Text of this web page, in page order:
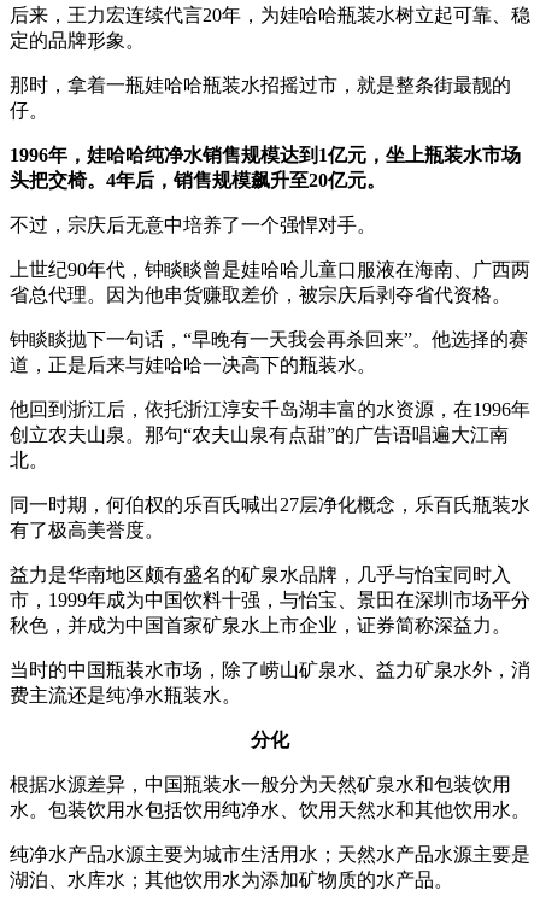
后来，王力宏连续代言20年，为娃哈哈瓶装水树立起可靠、稳
定的品牌形象。
那时，拿着一瓶娃哈哈瓶装水招摇过市，就是整条街最靓的
仔。
1996年，娃哈哈纯净水销售规模达到1亿元，坐上瓶装水市场
头把交椅。4年后，销售规模飙升至20亿元。
不过，宗庆后无意中培养了一个强悍对手。
上世纪90年代，钟睒睒曾是娃哈哈儿童口服液在海南、广西两
省总代理。因为他串货赚取差价，被宗庆后剥夺省代资格。
钟睒睒抛下一句话，“早晚有一天我会再杀回来”。他选择的赛
道，正是后来与娃哈哈一决高下的瓶装水。
他回到浙江后，依托浙江淳安千岛湖丰富的水资源，在1996年
创立农夫山泉。那句“农夫山泉有点甜”的广告语唱遍大江南
北。
同一时期，何伯权的乐百氏喊出27层净化概念，乐百氏瓶装水
有了极高美誉度。
益力是华南地区颇有盛名的矿泉水品牌，几乎与怡宝同时入
市，1999年成为中国饮料十强，与怡宝、景田在深圳市场平分
秋色，并成为中国首家矿泉水上市企业，证券简称深益力。
当时的中国瓶装水市场，除了崂山矿泉水、益力矿泉水外，消
费主流还是纯净水瓶装水。
分化
根据水源差异，中国瓶装水一般分为天然矿泉水和包装饮用
水。包装饮用水包括饮用纯净水、饮用天然水和其他饮用水。
纯净水产品水源主要为城市生活用水；天然水产品水源主要是
湖泊、水库水；其他饮用水为添加矿物质的水产品。